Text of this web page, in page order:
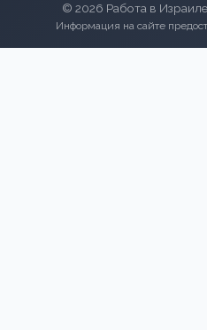
© 2026 Работа в
Информация на сайте